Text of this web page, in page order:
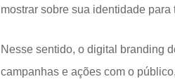
mostrar sobre sua identidade para
Nesse sentido, o digital branding
campanhas e ações com o